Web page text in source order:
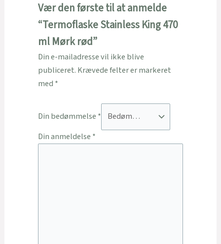
Vær den første til at anmelde
“Termoflaske Stainless King 470
ml Mørk rød”
Din e-mailadresse vil ikke blive
publiceret. Krævede felter er markeret
med *
Din bedømmelse *
Din anmeldelse *